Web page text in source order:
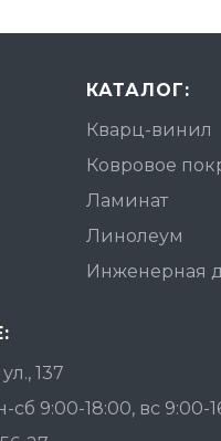
КАТАЛОГ:
Кварц-винил
Ковровое
Ламинат
Линолеум
Инженерная
137
сб 9:00-18:00, вс 9:00-